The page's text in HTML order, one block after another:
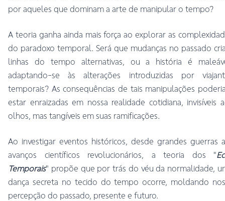
por aqueles que dominam a arte de manipular o tempo?
A teoria ganha ainda mais força ao explorar as
do paradoxo temporal. Será que mudanças no passado
linhas do tempo alternativas, ou a história é
adaptando-se às alterações introduzidas por
temporais? As consequências de tais manipulações
estar enraizadas em nossa realidade cotidiana, invisíveis
olhos, mas tangíveis em suas ramificações.
Ao investigar eventos históricos, desde grandes guerras
avanços científicos revolucionários, a teoria dos "
Temporais" propõe que por trás do véu da normalidade,
dança secreta no tecido do tempo ocorre, moldando
percepção do passado, presente e futuro.